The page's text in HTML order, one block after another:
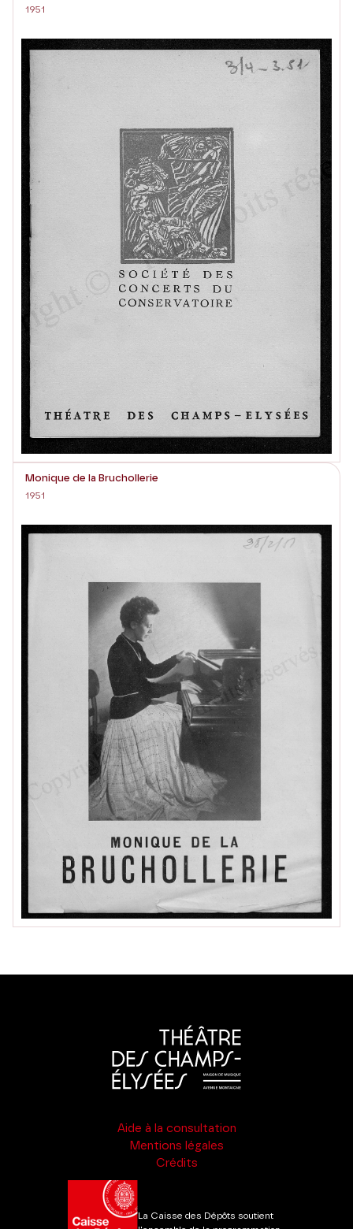
1951
Monique de la Bruchollerie
1951
Aide à la consultation
Mentions légales
Crédits
La Caisse des Dépôts soutient